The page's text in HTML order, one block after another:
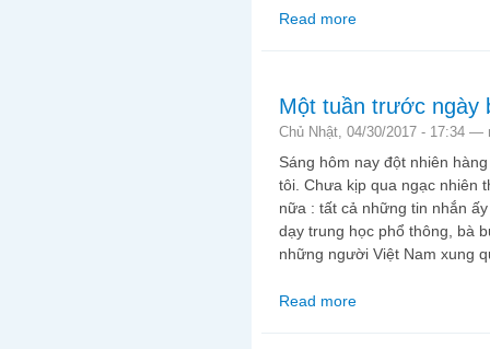
Read more
Một tuần trước ngày
Chủ Nhật, 04/30/2017 - 17:34 —
Sáng hôm nay đột nhiên
tôi. Chưa kịp qua ngạc nhiên
nữa : tất cả những tin nhắn
dạy trung học phổ thông, bà
những người Việt Nam xung
Read more